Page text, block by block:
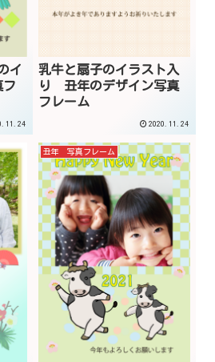
イ
乳牛と扇子のイラスト入
り 丑年のデザイン写真
フレーム
2020.11.24
丑年 写真フレーム